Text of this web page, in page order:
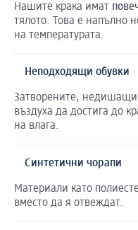
Нашите крака имат
тялото. Това е напълно
на температурата.
Неподходящи обувки
Затворените, недишащи
въздуха да достига до
на влага.
Синтетични чорапи
Материали като
вместо да я отвеждат.